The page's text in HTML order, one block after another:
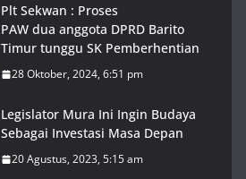
Plt Sekwan : Proses
PAW dua anggota DPRD Barito
Timur tunggu SK Pemberhentian
28 Oktober, 2024, 6:51 pm
Legislator Mura Ini Ingin Budaya
Sebagai Investasi Masa Depan
20 Agustus, 2023, 5:15 am